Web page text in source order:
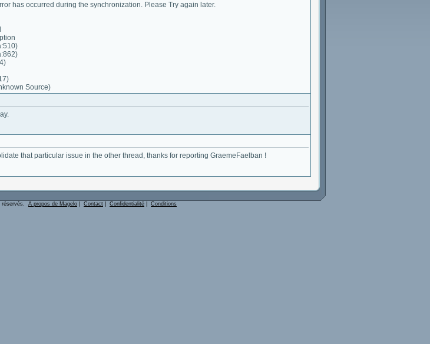
has occurred during the synchronization. Please Try again later.
Source)
that particular issue in the other thread, thanks for reporting GraemeFaelban !
réservés. A propos de Magelo Contact Confidentialité Conditions